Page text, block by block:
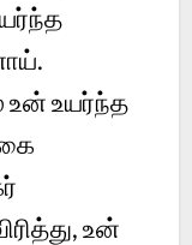
உன் உயர்ந்த
உன்